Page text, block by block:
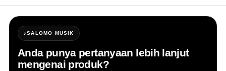
♪SALOMO MUSIK
Anda punya pertanyaan lebih lanjut
mengenai produk?